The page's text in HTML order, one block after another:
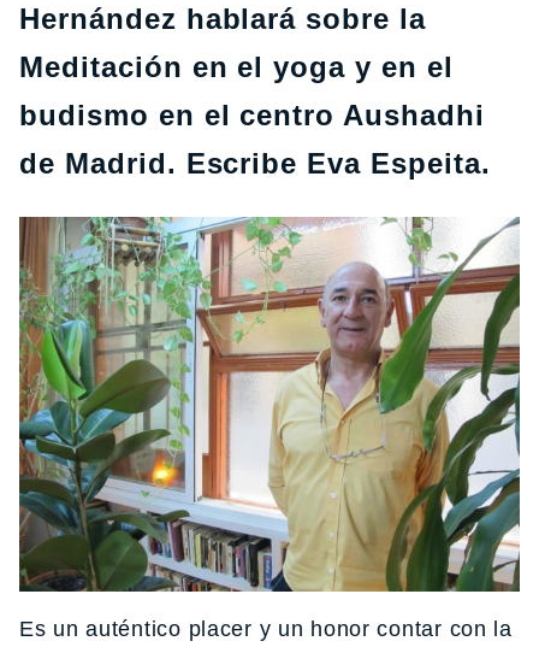
Hernández hablará sobre la
Meditación en el yoga y en el
budismo en el centro Aushadhi
de Madrid. Escribe Eva Espeita.
Es un auténtico placer y un honor contar con la